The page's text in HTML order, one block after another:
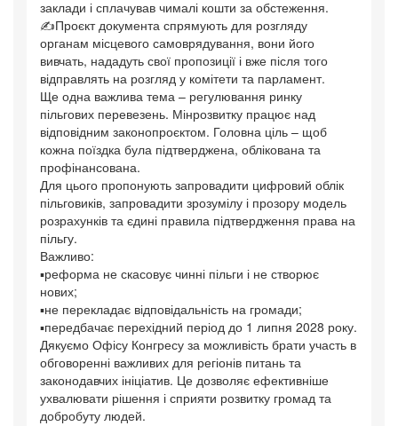
заклади і сплачував чималі кошти за обстеження.
✍️Проєкт документа спрямують для розгляду
органам місцевого самоврядування, вони його
вивчать, нададуть свої пропозиції і вже після того
відправлять на розгляд у комітети та парламент.
Ще одна важлива тема – регулювання ринку
пільгових перевезень. Мінрозвитку працює над
відповідним законопроєктом. Головна ціль – щоб
кожна поїздка була підтверджена, облікована та
профінансована.
Для цього пропонують запровадити цифровий облік
пільговиків, запровадити зрозумілу і прозору модель
розрахунків та єдині правила підтвердження права на
пільгу.
Важливо:
▪️реформа не скасовує чинні пільги і не створює
нових;
▪️не перекладає відповідальність на громади;
▪️передбачає перехідний період до 1 липня 2028 року.
Дякуємо Офісу Конгресу за можливість брати участь в
обговоренні важливих для регіонів питань та
законодавчих ініціатив. Це дозволяє ефективніше
ухвалювати рішення і сприяти розвитку громад та
добробуту людей.